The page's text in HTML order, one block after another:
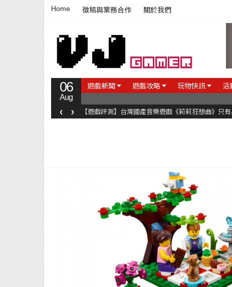
Home 徵稿與業務合作 關於我們
06
Aug
遊戲新聞 遊戲攻略 玩物快訊 活
【遊戲評測】台灣國產音樂遊戲《莉莉狂想曲》只
‹ ›